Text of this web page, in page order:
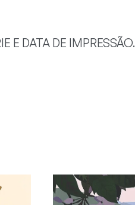
E DATA DE IMPRESSÃO.